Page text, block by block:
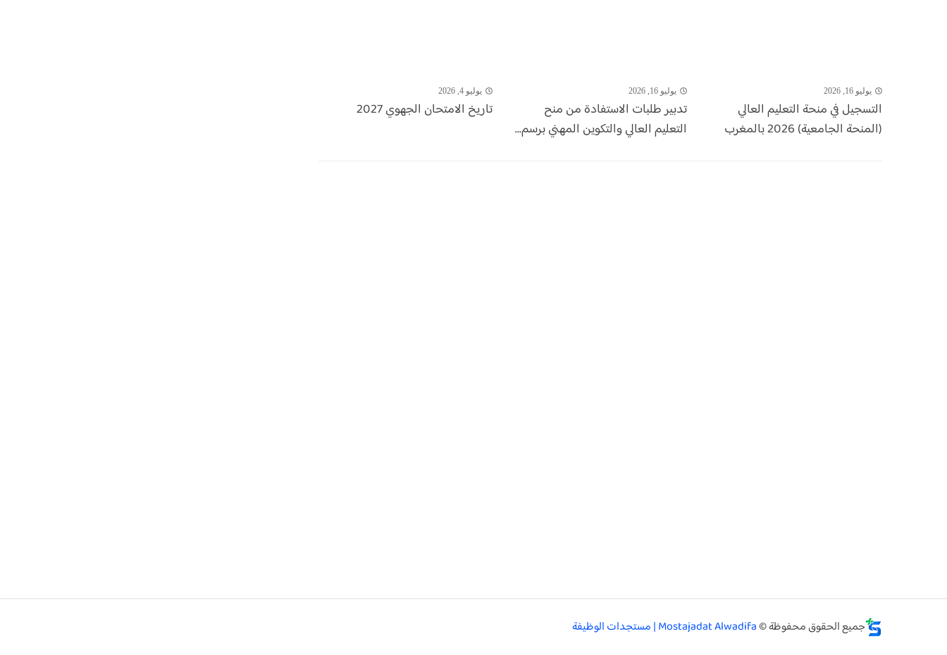
يوليو 16, 2026
التسجيل في منحة التعليم العالي
(المنحة الجامعية) 2026 بالمغرب
يوليو 16, 2026
تدبير طلبات الاستفادة من منح
التعليم العالي والتكوين المهني برسم...
يوليو 4, 2026
تاريخ الامتحان الجهوي 2027
جميع الحقوق محفوظة ©Mostajadat Alwadifa | مستجدات الوظيفة